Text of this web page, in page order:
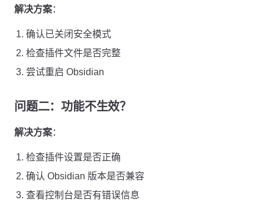
解决方案：
确认已关闭安全模式
检查插件文件是否完整
尝试重启 Obsidian
问题二：功能不生效？
解决方案：
检查插件设置是否正确
确认 Obsidian 版本是否兼容
查看控制台是否有错误信息